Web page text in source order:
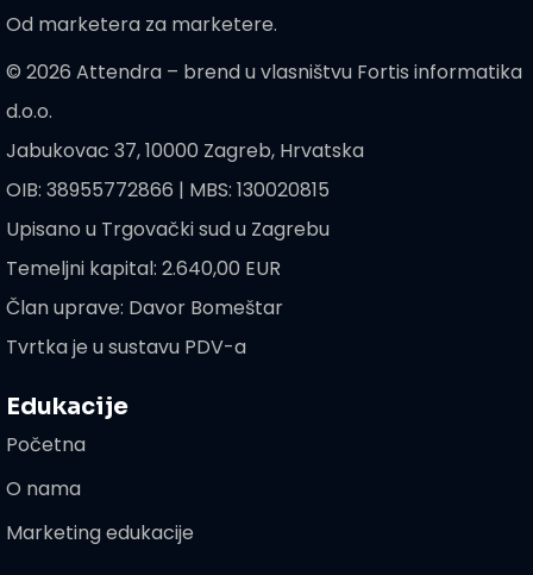
Od marketera za marketere.
© 2026 Attendra – brend u vlasništvu Fortis informatika
d.o.o.
Jabukovac 37, 10000 Zagreb, Hrvatska
OIB: 38955772866 | MBS: 130020815
Upisano u Trgovački sud u Zagrebu
Temeljni kapital: 2.640,00 EUR
Član uprave: Davor Bomeštar
Tvrtka je u sustavu PDV-a
Edukacije
Početna
O nama
Marketing edukacije